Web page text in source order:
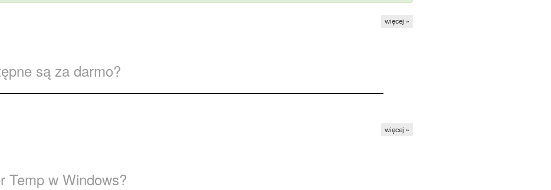
więcej »
są za darmo?
więcej »
Temp w Windows?